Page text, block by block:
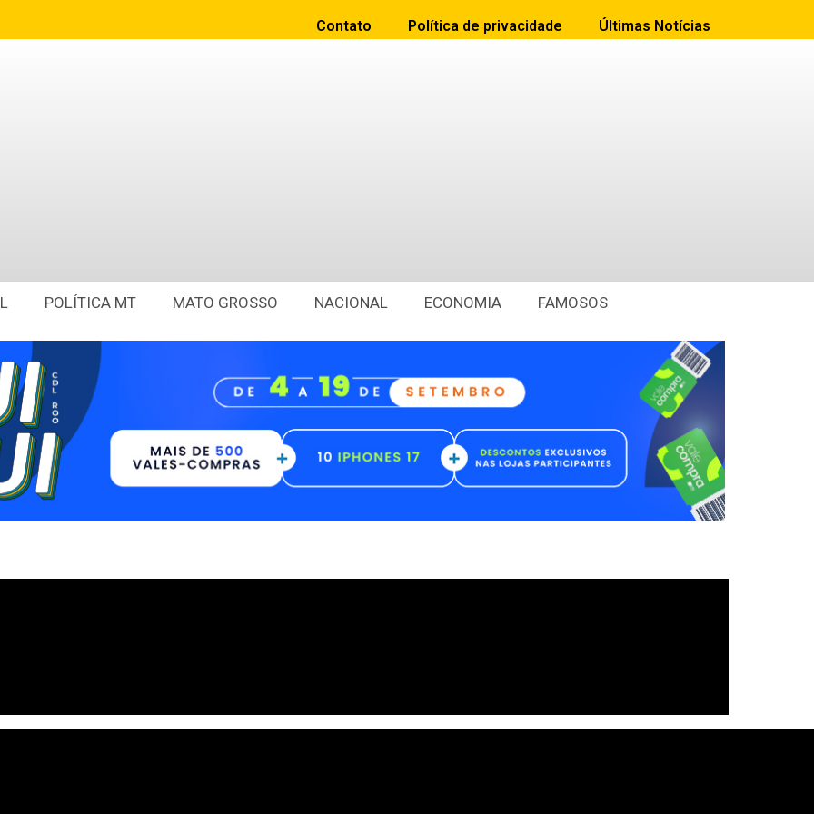
Contato Política de privacidade Últimas Notícias
POLÍTICA MT MATO GROSSO NACIONAL ECONOMIA FAMOSOS